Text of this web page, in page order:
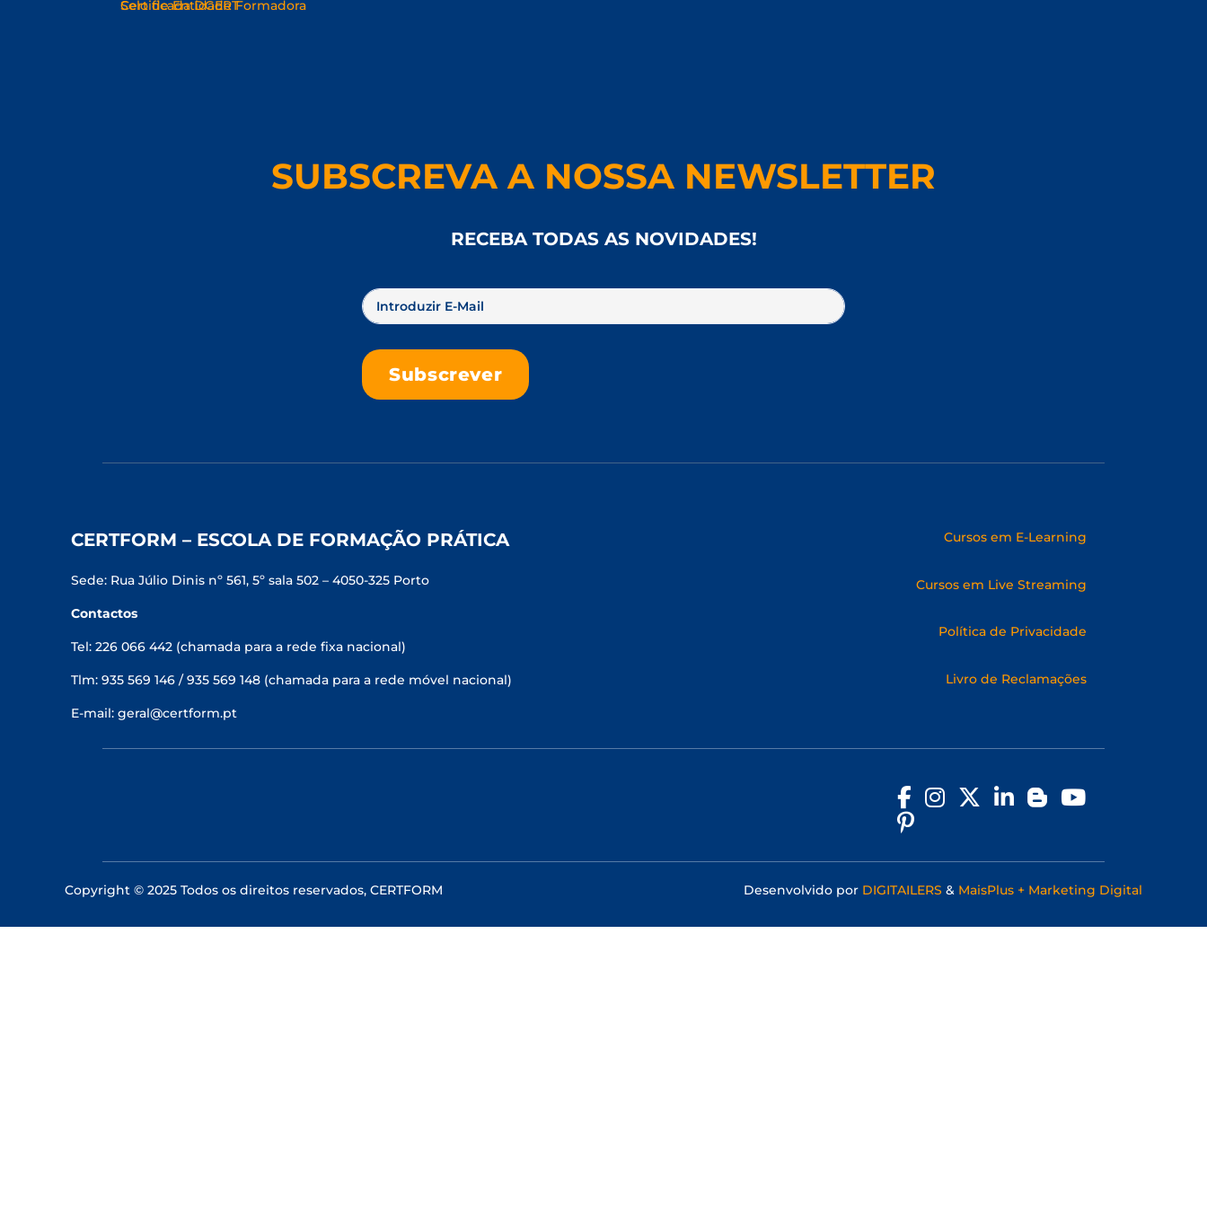
SUBSCREVA A NOSSA NEWSLETTER
RECEBA TODAS AS NOVIDADES!
CERTFORM – ESCOLA DE FORMAÇÃO PRÁTICA
Sede: Rua Júlio Dinis nº 561, 5º sala 502 – 4050-325 Porto
Contactos
Tel: 226 066 442 (chamada para a rede fixa nacional)
Tlm: 935 569 146 / 935 569 148 (chamada para a rede móvel nacional)
E-mail: geral@certform.pt
Cursos em E-Learning
Cursos em Live Streaming
Política de Privacidade
Livro de Reclamações
Copyright © 2025 Todos os direitos reservados, CERTFORM Desenvolvido por DIGITAILERS & MaisPlus + Marketing Digital